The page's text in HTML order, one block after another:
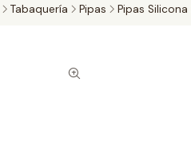
Tabaquería Pipas Pipas Silicona